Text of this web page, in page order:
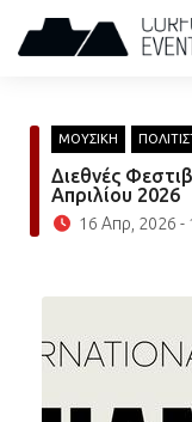
ΜΟΥΣΙΚΗ
Διεθνές
Απριλίου 2026
16 Απρ, 2026 -